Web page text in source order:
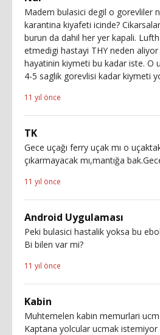
Madem bulasici degil o gorevliler
karantina kiyafeti icinde?
burun da dahil her yer kapali.
etmedigi hastayi THY neden
hayatinin kiymeti bu kadar iste. O
4-5 saglik gorevlisi kadar kiymeti
11 yıl önce
TK
Gece uçağı ferry uçak mı o
çıkarmayacak mı,mantığa
11 yıl önce
Android Uygulaması
Peki bulasici hastalik yoksa bu
Bi bilen var mi?
11 yıl önce
Kabin
Muhtemelen kabin memurlari
Kaptana yolcular ucmak